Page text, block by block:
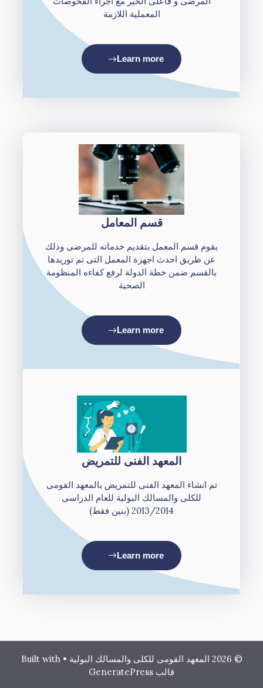
المعملية اللازمة
Learn more
قسم المعامل
يقوم قسم المعمل بتقديم خدماته للمرضى وذلك
عن طريق احدث اجهزة المعمل التى تم توريدها
بالقسم ضمن خطة الدولة لرفع كفاءه المنظومة
الصحية
Learn more
المعهد الفنى للتمريض
تم انشاء المعهد الفنى للتمريض بالمعهد القومى
للكلى والمسالك البولية للعام الدراسى
2013/2014 (بنين فقط)
Learn more
© 2026 المعهد القومى للكلى والمسالك البولية
• Built with
قالب GeneratePress